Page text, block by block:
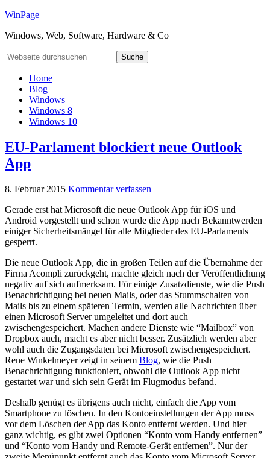
WinPage
Windows, Web, Software, Hardware & Co
Home
Blog
Windows
Windows 8
Windows 10
EU-Parlament blockiert neue Outlook
App
8. Februar 2015 Kommentar verfassen
Gerade erst hat Microsoft die neue Outlook App für iOS und
Android vorgestellt und schon wurde die App nach Bekanntwerden
einiger Sicherheitsmängel für alle Mitglieder des EU-Parlaments
gesperrt.
Die neue Outlook App, die in großen Teilen auf die Übernahme der
Firma Acompli zurückgeht, machte gleich nach der Veröffentlichung
negativ auf sich aufmerksam. Für einige Zusatzdienste, wie die Push
Benachrichtigung bei neuen Mails, oder das Stummschalten von
Mails bis zu einem späteren Termin, werden alle Nachrichten über
einen Microsoft Server umgeleitet und dort auch
zwischengespeichert. Machen andere Dienste wie “Mailbox” von
Dropbox auch, macht es aber nicht besser. Zusätzlich werden aber
wohl auch die Zugangsdaten bei Microsoft zwischengespeichert.
Rene Winkelmeyer zeigt in seinem Blog, wie die Push
Benachrichtigung funktioniert, obwohl die Outlook App nicht
gestartet war und sich sein Gerät im Flugmodus befand.
Deshalb genügt es übrigens auch nicht, einfach die App vom
Smartphone zu löschen. In den Kontoeinstellungen der App muss
vor dem Löschen der App das Konto entfernt werden. Und hier
ganz wichtig, es gibt zwei Optionen “Konto vom Handy entfernen”
und “Konto vom Handy und Remote-Gerät entfernen”. Nur der